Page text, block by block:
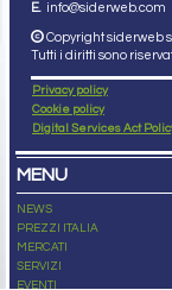
E. info@siderweb.com
Copyright siderweb
Tutti i diritti sono
Privacy policy
Cookie policy
Digital Services Act
MENU
NEWS
PREZZI ITALIA
MERCATI
SERVIZI
EVENTI